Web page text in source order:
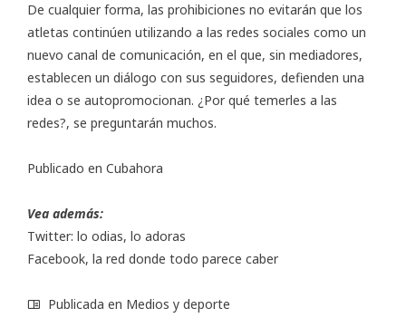
De cualquier forma, las prohibiciones no evitarán que los
atletas continúen utilizando a las redes sociales como un
nuevo canal de comunicación, en el que, sin mediadores,
establecen un diálogo con sus seguidores, defienden una
idea o se autopromocionan. ¿Por qué temerles a las
redes?, se preguntarán muchos.
Publicado en Cubahora
Vea además:
Twitter: lo odias, lo adoras
Facebook, la red donde todo parece caber
Publicada en Medios y deporte